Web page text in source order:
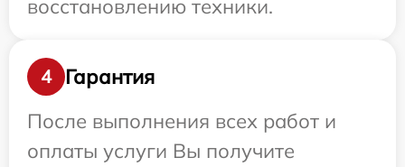
восстановлению техники.
4
Гарантия
После выполнения всех работ и
оплаты услуги Вы получите